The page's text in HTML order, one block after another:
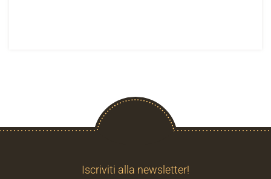
Iscriviti alla newsletter!